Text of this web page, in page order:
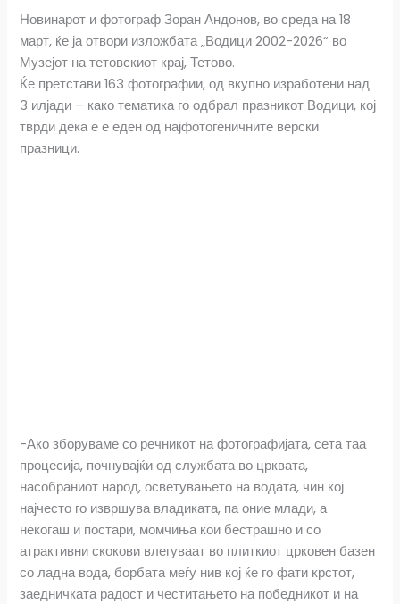
F
a
c
b
h
a
V
i
b
m
a
h
a
Новинарот и фотограф Зоран Андонов, во среда на 18
март, ќе ја отвори изложбата „Водици 2002-2026“ во
Музејот на тетовскиот крај, Тетово.
Ќе претстави 163 фотографии, од вкупно изработени над
3 илјади – како тематика го одбрал празникот Водици, кој
тврди дека е е еден од најфотогеничните верски
празници.
-Ако зборуваме со речникот на фотографијата, сета таа
процесија, почнувајќи од службата во црквата,
насобраниот народ, осветувањето на водата, чин кој
најчесто го извршува владиката, па оние млади, а
некогаш и постари, момчиња кои бестрашно и со
атрактивни скокови влегуваат во плиткиот црковен базен
со ладна вода, борбата меѓу нив кој ќе го фати крстот,
заедничката радост и честитањето на победникот и на